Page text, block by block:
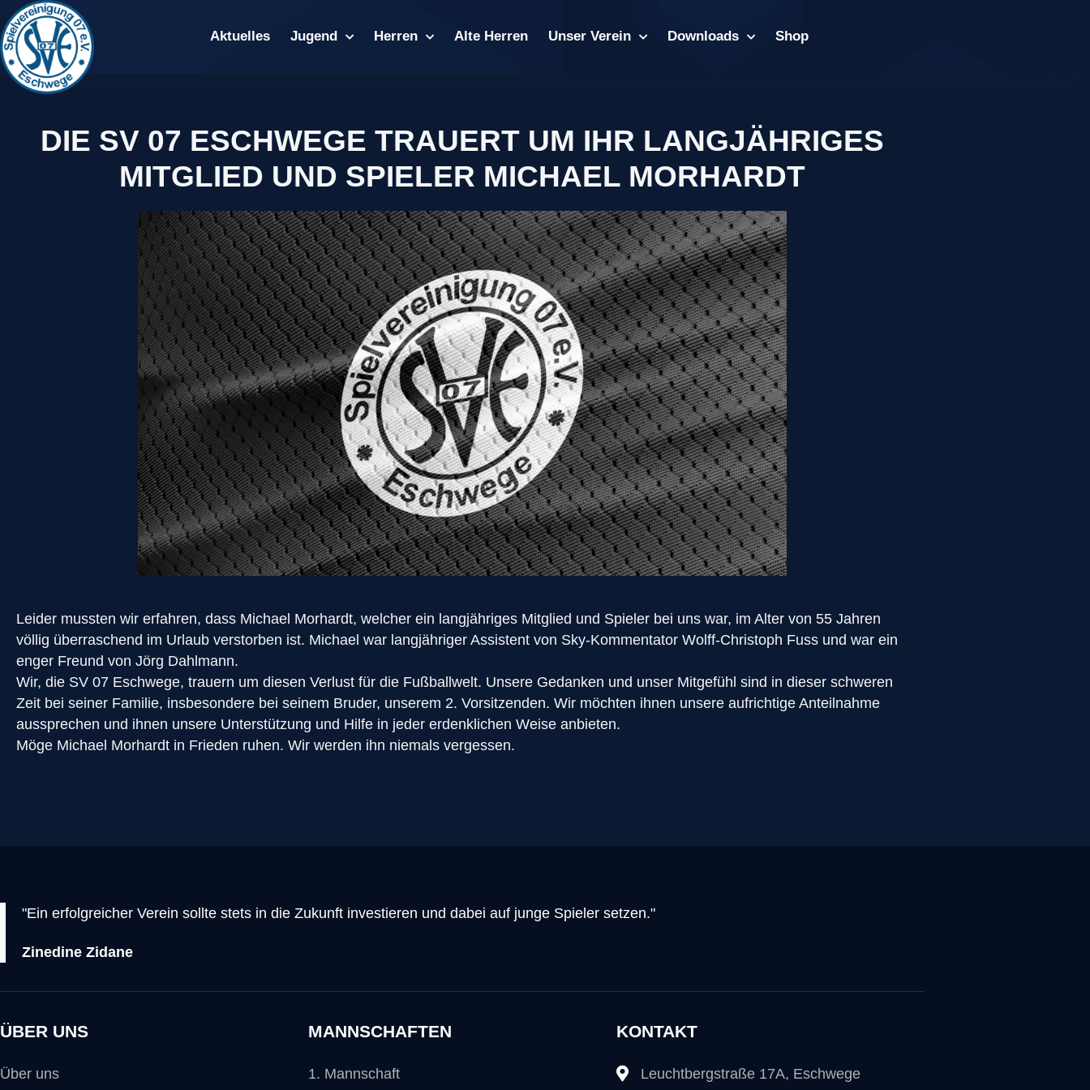
Aktuelles Jugend Herren Alte Herren Unser Verein Downloads Shop
DIE SV 07 ESCHWEGE TRAUERT UM IHR LANGJÄHRIGES
MITGLIED UND SPIELER MICHAEL MORHARDT
Leider mussten wir erfahren, dass Michael Morhardt, welcher ein langjähriges Mitglied und Spieler bei uns war, im Alter von 55 Jahren
völlig überraschend im Urlaub verstorben ist. Michael war langjähriger Assistent von Sky-Kommentator Wolff-Christoph Fuss und war ein
enger Freund von Jörg Dahlmann.
Wir, die SV 07 Eschwege, trauern um diesen Verlust für die Fußballwelt. Unsere Gedanken und unser Mitgefühl sind in dieser schweren
Zeit bei seiner Familie, insbesondere bei seinem Bruder, unserem 2. Vorsitzenden. Wir möchten ihnen unsere aufrichtige Anteilnahme
aussprechen und ihnen unsere Unterstützung und Hilfe in jeder erdenklichen Weise anbieten.
Möge Michael Morhardt in Frieden ruhen. Wir werden ihn niemals vergessen.
"Ein erfolgreicher Verein sollte stets in die Zukunft investieren und dabei auf junge Spieler setzen."
Zinedine Zidane
ÜBER UNS
Über uns
MANNSCHAFTEN
1. Mannschaft
KONTAKT
Leuchtbergstraße 17A, Eschwege